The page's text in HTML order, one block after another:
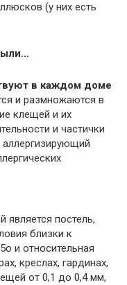
(у них есть
в каждом доме
и размножаются в
клещей и их
и частички
постель,
близки к
и относительная
креслах, гардинах,
от 0,1 до 0,4 мм,